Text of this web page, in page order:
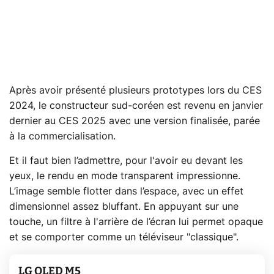
Après avoir présenté plusieurs prototypes lors du CES
2024, le constructeur sud-coréen est revenu en janvier
dernier au CES 2025 avec une version finalisée, parée
à la commercialisation.
Et il faut bien l’admettre, pour l'avoir eu devant les
yeux, le rendu en mode transparent impressionne.
L’image semble flotter dans l’espace, avec un effet
dimensionnel assez bluffant. En appuyant sur une
touche, un filtre à l'arrière de l’écran lui permet opaque
et se comporter comme un téléviseur "classique".
LG OLED M5